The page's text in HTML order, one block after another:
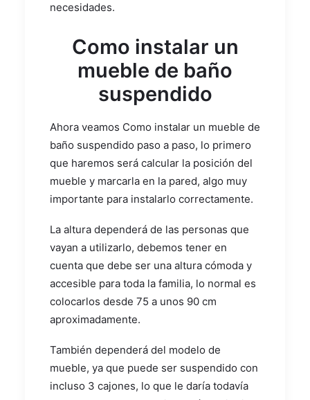
necesidades.
Como instalar un
mueble de baño
suspendido
Ahora veamos Como instalar un mueble de
baño suspendido paso a paso, lo primero
que haremos será calcular la posición del
mueble y marcarla en la pared, algo muy
importante para instalarlo correctamente.
La altura dependerá de las personas que
vayan a utilizarlo, debemos tener en
cuenta que debe ser una altura cómoda y
accesible para toda la familia, lo normal es
colocarlos desde 75 a unos 90 cm
aproximadamente.
También dependerá del modelo de
mueble, ya que puede ser suspendido con
incluso 3 cajones, lo que le daría todavía